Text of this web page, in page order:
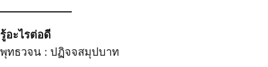
รู้อะไรต่อดี
พุทธวจน : ปฏิจจสมุปบาท